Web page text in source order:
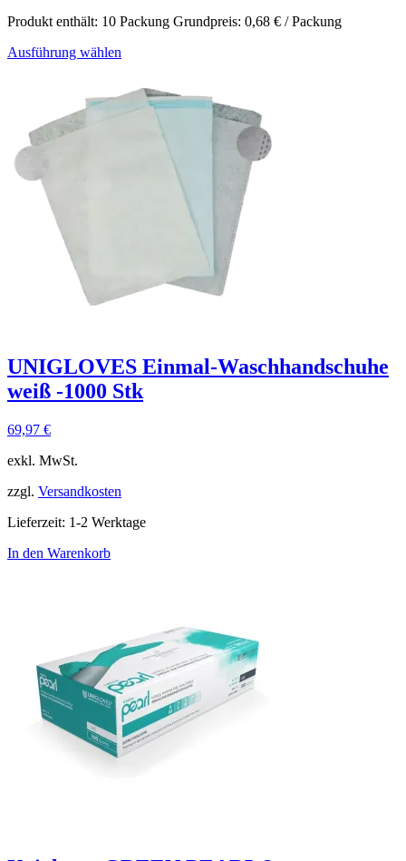
Produkt enthält: 10 Packung Grundpreis: 0,68 € /Packung
Ausführung wählen
UNIGLOVES Einmal-Waschhandschuhe
weiß -1000 Stk
69,97 €
exkl. MwSt.
zzgl. Versandkosten
Lieferzeit: 1-2 Werktage
In den Warenkorb